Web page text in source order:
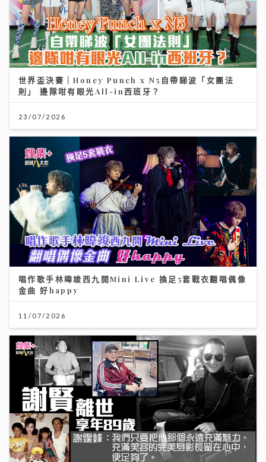
世界盃決賽｜Honey Punch x N5自帶睇波「女團法
則」 邊隊咁有眼光All-in西班牙？
23/07/2026
唱作歌手林暐竣西九開Mini Live 換足5套戰衣翻唱偶像
金曲 好happy
11/07/2026